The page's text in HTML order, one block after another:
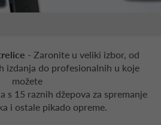
- Zaronite u veliki izbor, od
izdanja do profesionalnih u koje
možete
s 15 raznih džepova za spremanje
i ostale pikado opreme.